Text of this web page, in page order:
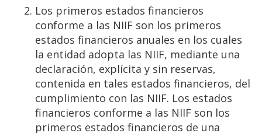
Los primeros estados financieros
conforme a las NIIF son los primeros
estados financieros anuales en los cuales
la entidad adopta las NIIF, mediante una
declaración, explícita y sin reservas,
contenida en tales estados financieros, del
cumplimiento con las NIIF. Los estados
financieros conforme a las NIIF son los
primeros estados financieros de una